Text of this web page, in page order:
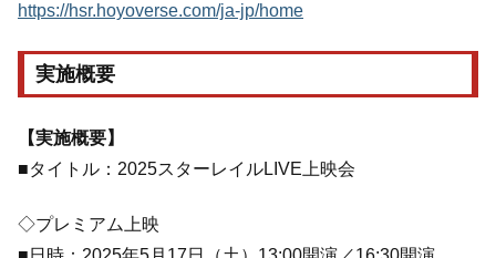
https://hsr.hoyoverse.com/ja-jp/home
実施概要
【実施概要】
■タイトル：2025スターレイルLIVE上映会
◇プレミアム上映